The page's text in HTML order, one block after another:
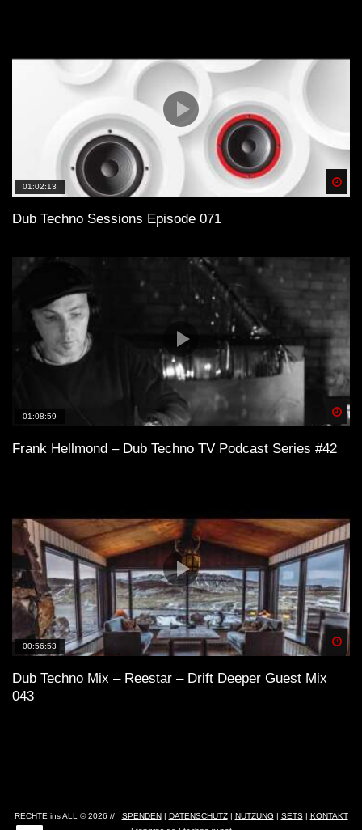
01:02:13
Dub Techno Sessions Episode 071
01:08:59
Frank Hellmond – Dub Techno TV Podcast Series #42
00:56:53
Dub Techno Mix – Reestar – Drift Deeper Guest Mix
043
RECHTE ins ALL © 2026 // SPENDEN| DATENSCHUTZ| NUTZUNG | SETS| KONTAKT